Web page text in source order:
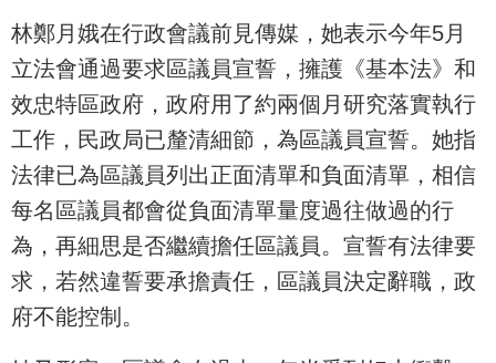
林鄭月娥在行政會議前見傳媒，她表示今年5月
立法會通過要求區議員宣誓，擁護《基本法》和
效忠特區政府，政府用了約兩個月研究落實執行
工作，民政局已釐清細節，為區議員宣誓。她指
法律已為區議員列出正面清單和負面清單，相信
每名區議員都會從負面清單量度過往做過的行
為，再細思是否繼續擔任區議員。宣誓有法律要
求，若然違誓要承擔責任，區議員決定辭職，政
府不能控制。